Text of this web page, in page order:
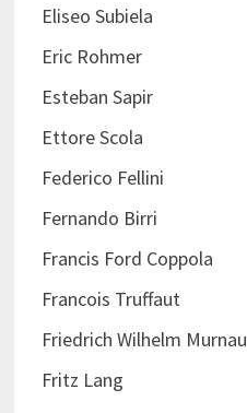
Eliseo Subiela
Eric Rohmer
Esteban Sapir
Ettore Scola
Federico Fellini
Fernando Birri
Francis Ford Coppola
Francois Truffaut
Friedrich Wilhelm Murnau
Fritz Lang